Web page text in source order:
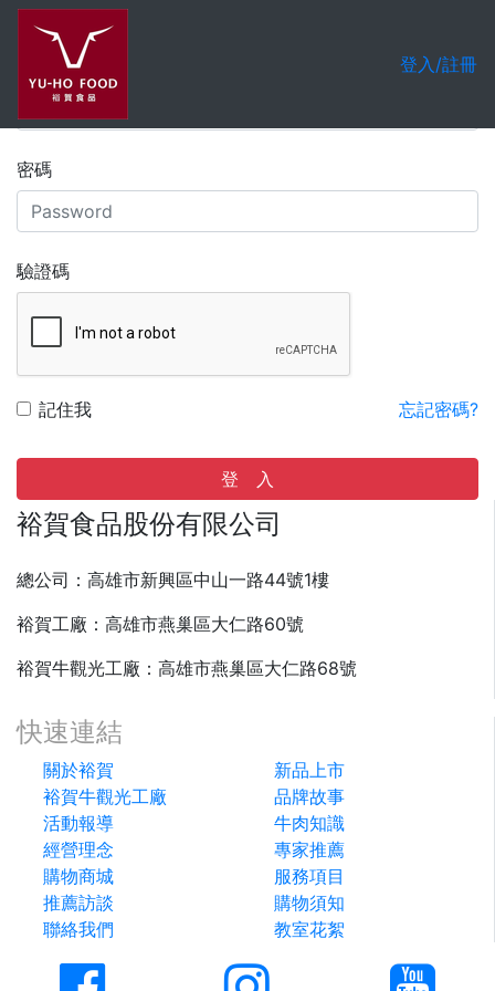
登入/註冊
會員登入
密碼
驗證碼
記住我 忘記密碼?
登 入
裕賀食品股份有限公司
總公司：高雄市新興區中山一路44號1樓
裕賀工廠：高雄市燕巢區大仁路60號
裕賀牛觀光工廠：高雄市燕巢區大仁路68號
快速連結
關於裕賀
新品上市
裕賀牛觀光工廠
品牌故事
活動報導
牛肉知識
經營理念
專家推薦
購物商城
服務項目
推薦訪談
購物須知
聯絡我們
教室花絮